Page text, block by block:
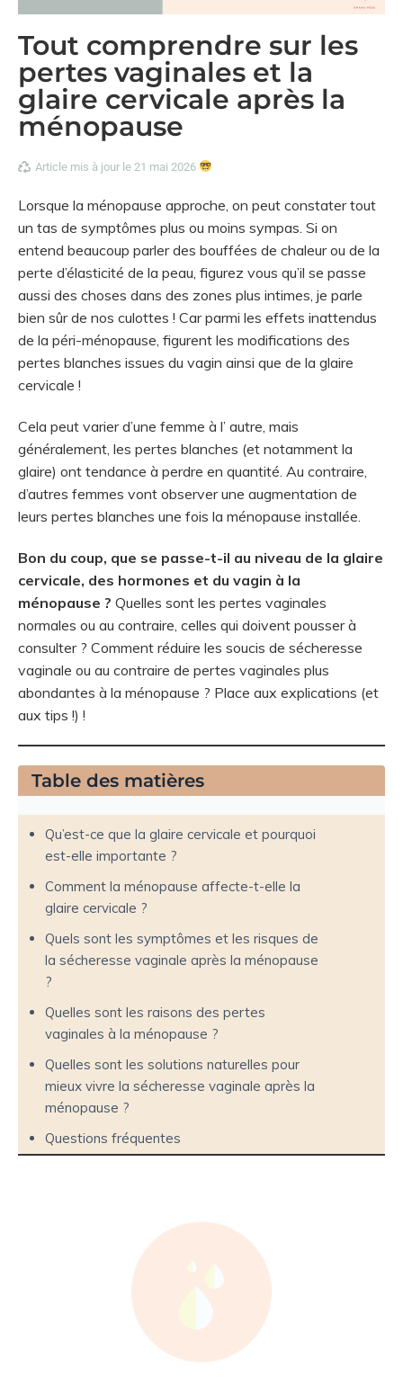
Tout comprendre sur les
pertes vaginales et la
glaire cervicale après la
ménopause
Article mis à jour le 21 mai 2026
Lorsque la ménopause approche, on peut constater tout
un tas de symptômes plus ou moins sympas. Si on
entend beaucoup parler des bouffées de chaleur ou de la
perte d’élasticité de la peau, figurez vous qu’il se passe
aussi des choses dans des zones plus intimes, je parle
bien sûr de nos culottes ! Car parmi les effets inattendus
de la péri-ménopause, figurent les modifications des
pertes blanches issues du vagin ainsi que de la glaire
cervicale !
Cela peut varier d’une femme à l’ autre, mais
généralement, les pertes blanches (et notamment la
glaire) ont tendance à perdre en quantité. Au contraire,
d’autres femmes vont observer une augmentation de
leurs pertes blanches une fois la ménopause installée.
Bon du coup, que se passe-t-il au niveau de la glaire
cervicale, des hormones et du vagin à la
ménopause ? Quelles sont les pertes vaginales
normales ou au contraire, celles qui doivent pousser à
consulter ? Comment réduire les soucis de sécheresse
vaginale ou au contraire de pertes vaginales plus
abondantes à la ménopause ? Place aux explications (et
aux tips !) !
Table des matières
Qu’est-ce que la glaire cervicale et pourquoi
est-elle importante ?
Comment la ménopause affecte-t-elle la
glaire cervicale ?
Quels sont les symptômes et les risques de
la sécheresse vaginale après la ménopause
?
Quelles sont les raisons des pertes
vaginales à la ménopause ?
Quelles sont les solutions naturelles pour
mieux vivre la sécheresse vaginale après la
ménopause ?
Questions fréquentes